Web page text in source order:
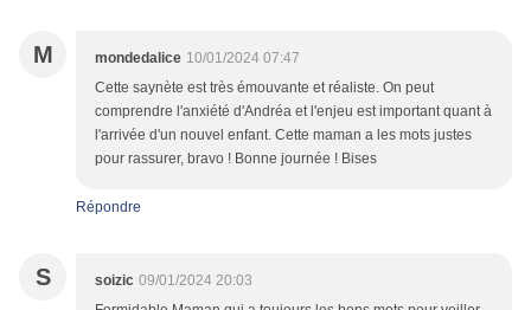
M mondedalice 10/01/2024 07:47
Cette saynète est très émouvante et réaliste. On peut
comprendre l'anxiété d'Andréa et l'enjeu est important quant à
l'arrivée d'un nouvel enfant. Cette maman a les mots justes
pour rassurer, bravo ! Bonne journée ! Bises
Répondre
S soizic 09/01/2024 20:03